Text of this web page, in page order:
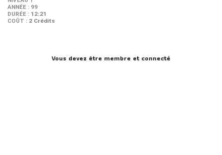
ANNÉE : 99
DURÉE : 12:21
COÛT : 2 Crédits
Vous devez être membre et connecté